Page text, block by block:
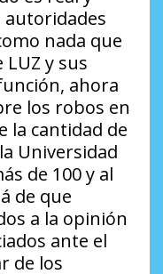
autoridades
nada que
y sus
ahora
los robos en
la cantidad de
Universidad
de 100 y al
de que
a la opinión
ante el
de los